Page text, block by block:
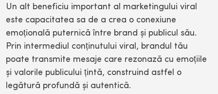
Un alt beneficiu important al marketingului viral
este capacitatea sa de a crea o conexiune
emoțională puternică între brand și publicul său.
Prin intermediul conținutului viral, brandul tău
poate transmite mesaje care rezonază cu emoțiile
și valorile publicului țintă, construind astfel o
legătură profundă și autentică.